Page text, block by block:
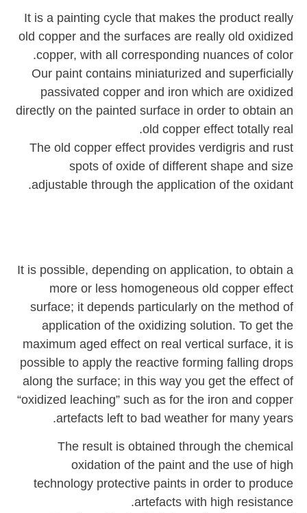
It is a painting cycle that makes the product really
old copper and the surfaces are really old oxidized
copper, with all corresponding nuances of color.
Our paint contains miniaturized and superficially
passivated copper and iron which are oxidized
directly on the painted surface in order to obtain an
old copper effect totally real.
The old copper effect provides verdigris and rust
spots of oxide of different shape and size
adjustable through the application of the oxidant.
It is possible, depending on application, to obtain a
more or less homogeneous old copper effect
surface; it depends particularly on the method of
application of the oxidizing solution. To get the
maximum aged effect on real vertical surface, it is
possible to apply the reactive forming falling drops
along the surface; in this way you get the effect of
“oxidized leaching” such as for the iron and copper
artefacts left to bad weather for many years.
The result is obtained through the chemical
oxidation of the paint and the use of high
technology protective paints in order to produce
artefacts with high resistance.